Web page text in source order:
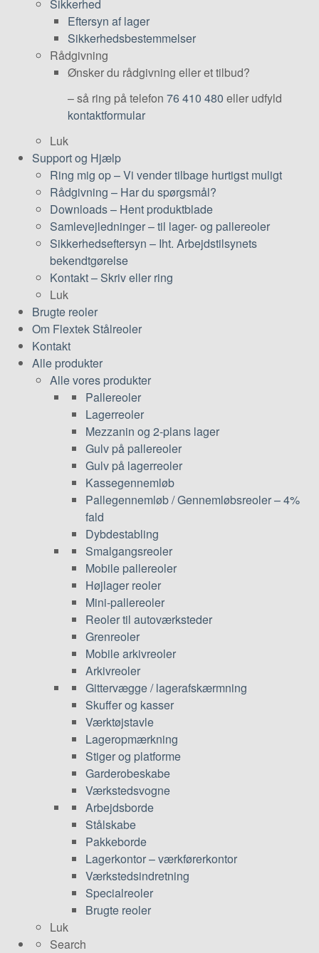
Sikkerhed
Eftersyn af lager
Sikkerhedsbestemmelser
Rådgivning
Ønsker du rådgivning eller et tilbud?
– så ring på telefon 76 410 480 eller udfyld
kontaktformular
Luk
Support og Hjælp
Ring mig op–Vi vender tilbage hurtigst muligt
Rådgivning – Har du spørgsmål?
Downloads– Hent produktblade
Samlevejledninger–til lager- og pallereoler
Sikkerhedseftersyn – Iht. Arbejdstilsynets
bekendtgørelse
Kontakt– Skriv eller ring
Luk
Brugte reoler
Om Flextek Stålreoler
Kontakt
Alle produkter
Alle vores produkter
Pallereoler
Lagerreoler
Mezzanin og 2-plans lager
Gulv på pallereoler
Gulv på lagerreoler
Kassegennemløb
Pallegennemløb / Gennemløbsreoler – 4%
fald
Dybdestabling
Smalgangsreoler
Mobile pallereoler
Højlager reoler
Mini-pallereoler
Reoler til autoværksteder
Grenreoler
Mobile arkivreoler
Arkivreoler
Gittervægge / lagerafskærmning
Skuffer og kasser
Værktøjstavle
Lageropmærkning
Stiger og platforme
Garderobeskabe
Værkstedsvogne
Arbejdsborde
Stålskabe
Pakkeborde
Lagerkontor – værkførerkontor
Værkstedsindretning
Specialreoler
Brugte reoler
Luk
Search